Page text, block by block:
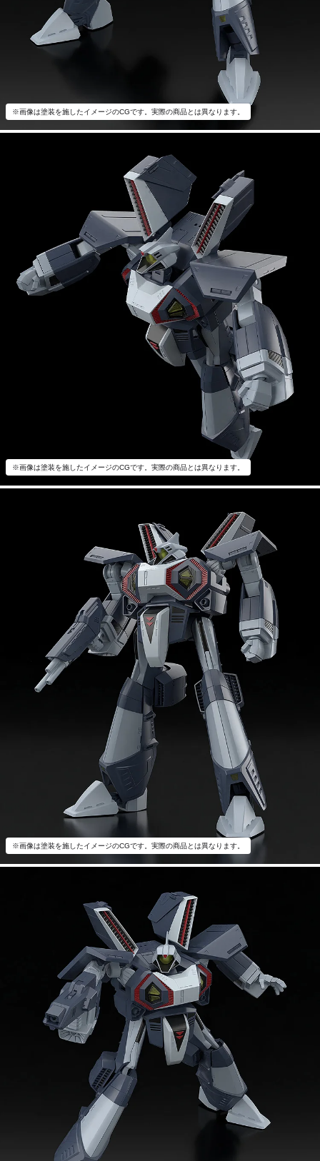
※画像は塗装を施したイメージのCGです。実際の商品とは異なります。
※画像は塗装を施したイメージのCGです。実際の商品とは異なります。
※画像は塗装を施したイメージのCGです。実際の商品とは異なります。